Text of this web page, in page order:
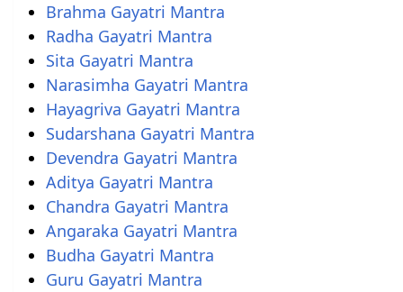
Brahma Gayatri Mantra
Radha Gayatri Mantra
Sita Gayatri Mantra
Narasimha Gayatri Mantra
Hayagriva Gayatri Mantra
Sudarshana Gayatri Mantra
Devendra Gayatri Mantra
Aditya Gayatri Mantra
Chandra Gayatri Mantra
Angaraka Gayatri Mantra
Budha Gayatri Mantra
Guru Gayatri Mantra